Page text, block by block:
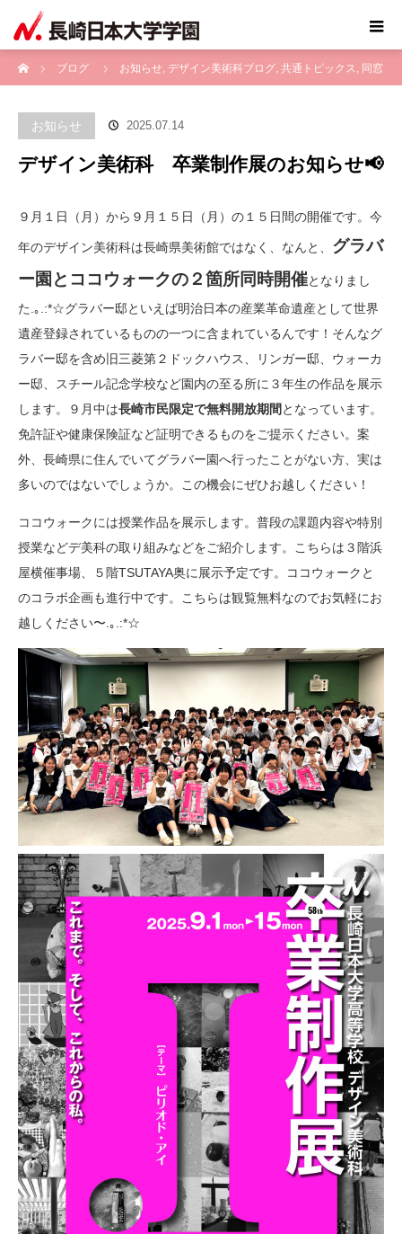
ブログ
お知らせ, デザイン美術科ブログ, 共通トピックス, 同窓
お知らせ 2025.07.14
デザイン美術科 卒業制作展のお知らせ📢
９月１日（月）から９月１５日（月）の１５日間の開催です。今
年のデザイン美術科は長崎県美術館ではなく、なんと、 グラバ
ー園とココウォークの２箇所同時開催となりまし
た.｡.:*☆グラバー邸といえば明治日本の産業革命遺産として世界
遺産登録されているものの一つに含まれているんです！そんなグ
ラバー邸を含め旧三菱第２ドックハウス、リンガー邸、ウォーカ
ー邸、スチール記念学校など園内の至る所に３年生の作品を展示
します。９月中は長崎市民限定で無料開放期間 となっています。
免許証や健康保険証など証明できるものをご提示ください。案
外、長崎県に住んでいてグラバー園へ行ったことがない方、実は
多いのではないでしょうか。この機会にぜひお越しください！
ココウォークには授業作品を展示します。普段の課題内容や特別
授業などデ美科の取り組みなどをご紹介します。こちらは３階浜
屋横催事場、５階TSUTAYA奥に展示予定です。ココウォークと
のコラボ企画も進行中です。こちらは観覧無料なのでお気軽にお
越しください〜.｡.:*☆